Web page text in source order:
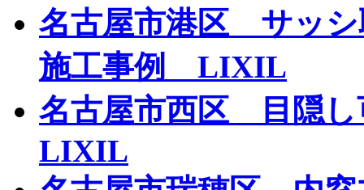
名古屋市港区 サッ
施工事例 LIXIL
名古屋市西区 目隠
LIXIL